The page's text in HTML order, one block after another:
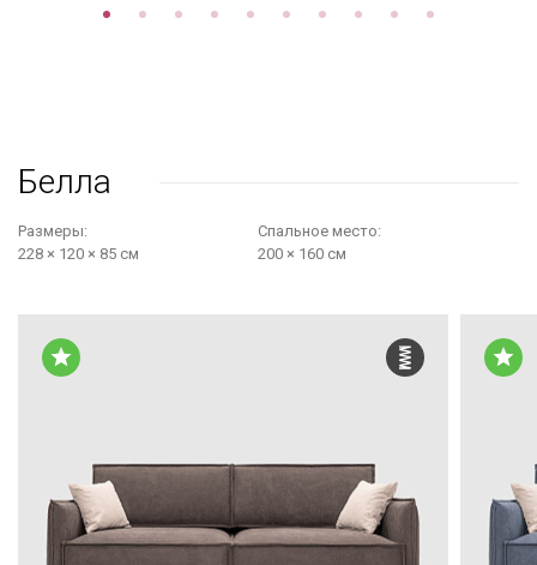
Белла
Размеры:
228 × 120 × 85 см
Cпальное место:
200 × 160 см